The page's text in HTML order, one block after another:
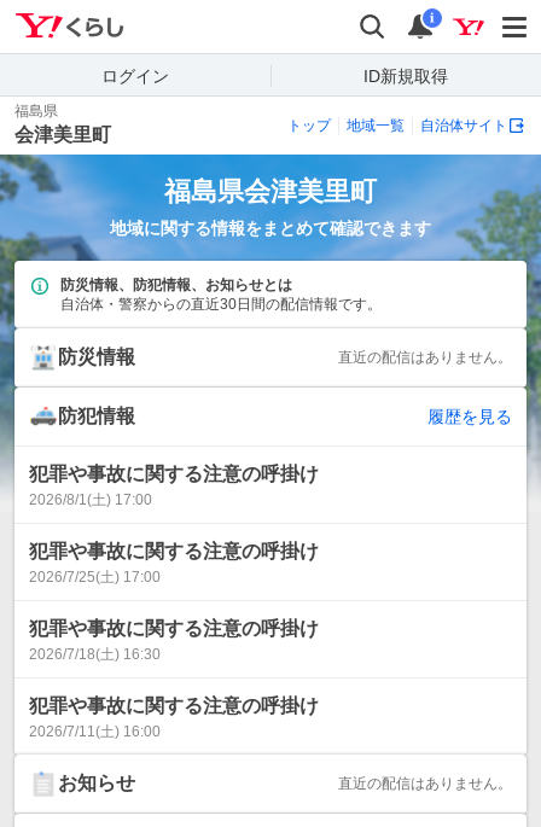
検索 通知
i
ログイン ID新規取得
福島県
会津美里町 トップ 地域一覧 自治体サイト
福島県会津美里町
地域に関する情報をまとめて確認できます
防災情報、防犯情報、お知らせとは
自治体・警察からの直近30日間の配信情報です。
防災情報 直近の配信はありません。
防犯情報 履歴を見る
犯罪や事故に関する注意の呼掛け
2026/8/1(土) 17:00
犯罪や事故に関する注意の呼掛け
2026/7/25(土) 17:00
犯罪や事故に関する注意の呼掛け
2026/7/18(土) 16:30
犯罪や事故に関する注意の呼掛け
2026/7/11(土) 16:00
お知らせ 直近の配信はありません。